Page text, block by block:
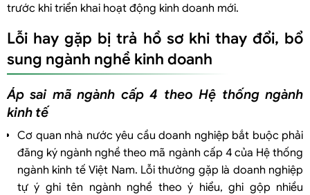
trước khi triển khai hoạt động kinh doanh mới.
Lỗi hay gặp bị trả hồ sơ khi thay đổi, bổ
sung ngành nghề kinh doanh
Áp sai mã ngành cấp 4 theo Hệ thống ngành
kinh tế
Cơ quan nhà nước yêu cầu doanh nghiệp bắt buộc phải
đăng ký ngành nghề theo mã ngành cấp 4 của Hệ thống
ngành kinh tế Việt Nam. Lỗi thường gặp là doanh nghiệp
tự ý ghi tên ngành nghề theo ý hiểu, ghi gộp nhiều